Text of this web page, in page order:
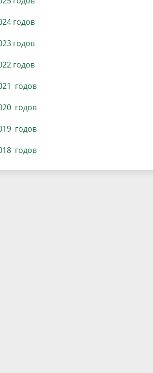
Реализация Национальных проектов
Муниципальный контроль
Муниципально - частное
годов
годов
годов
годов
годов
годов
годов